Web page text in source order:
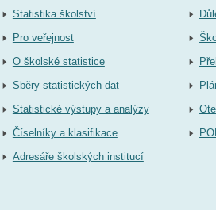
Statistika školství
Pro veřejnost
O školské statistice
Sběry statistických dat
Statistické výstupy a analýzy
Číselníky a klasifikace
Adresáře školských institucí